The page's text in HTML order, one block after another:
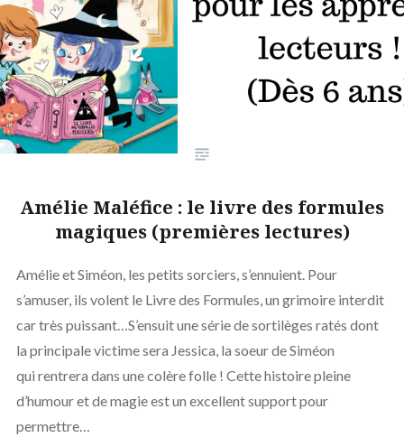
Amélie Maléfice : le livre des formules
magiques (premières lectures)
Amélie et Siméon, les petits sorciers, s’ennuient. Pour
s’amuser, ils volent le Livre des Formules, un grimoire interdit
car très puissant…S’ensuit une série de sortilèges ratés dont
la principale victime sera Jessica, la soeur de Siméon
qui rentrera dans une colère folle ! Cette histoire pleine
d’humour et de magie est un excellent support pour
permettre…